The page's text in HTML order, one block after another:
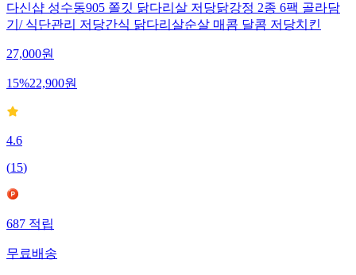
다신샵 성수동905 쫄깃 닭다리살 저당닭강정 2종 6팩 골라담
기/ 식단관리 저당간식 닭다리살순살 매콤 달콤 저당치킨
27,000원
15%22,900원
4.6
(15)
687 적립
무료배송